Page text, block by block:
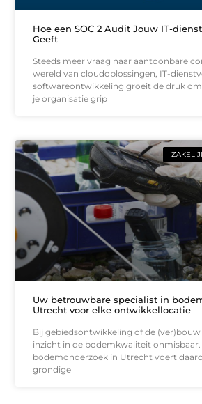
Hoe een SOC 2 Audit Jouw IT-
Geeft
Steeds meer vraag naar aantoonbare
wereld van cloudoplossingen, IT-
softwareontwikkeling groeit de druk
je organisatie grip
Uw betrouwbare specialist in
Utrecht voor elke ontwikkellocatie
Bij gebiedsontwikkeling of de
inzicht in de bodemkwaliteit onmisbaar.
bodemonderzoek in Utrecht voert
grondige